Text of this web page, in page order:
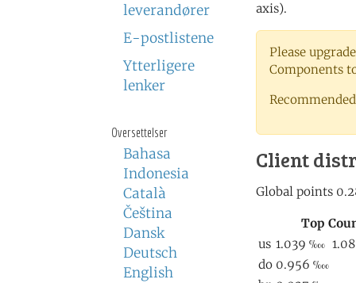
leverandører
E-postlistene
Ytterligere
lenker
Oversettelser
Bahasa
Indonesia
Català
Čeština
Dansk
Deutsch
English
axis).
Please
Components
Client